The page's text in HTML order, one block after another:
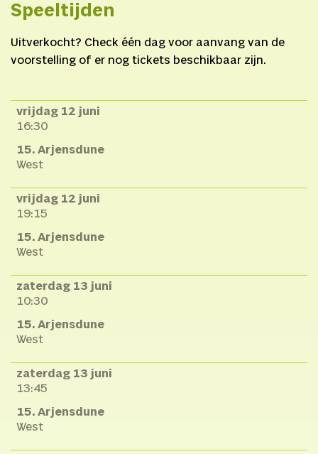
Speeltijden
Uitverkocht? Check één dag voor aanvang van de
voorstelling of er nog tickets beschikbaar zijn.
vrijdag 12 juni
16:30
15. Arjensdune
West
vrijdag 12 juni
19:15
15. Arjensdune
West
zaterdag 13 juni
10:30
15. Arjensdune
West
zaterdag 13 juni
13:45
15. Arjensdune
West